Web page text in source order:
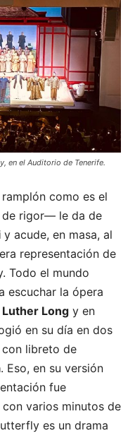
en el Auditorio de Tenerife.
como es el
de rigor— le da de
y acude, en masa, al
representación de
Todo el mundo
escuchar la ópera
Long y en
en su día en dos
libreto de
. Eso, en su versión
fue
varios minutos de
es un drama